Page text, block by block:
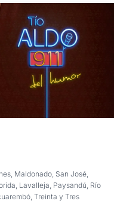
Maldonado, San José,
Lavalleja, Paysandú, Río
Treinta y Tres